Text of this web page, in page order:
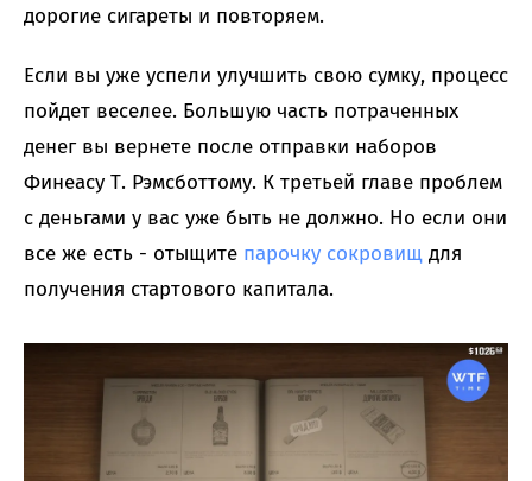
дорогие сигареты и повторяем.
Если вы уже успели улучшить свою сумку, процесс
пойдет веселее. Большую часть потраченных
денег вы вернете после отправки наборов
Финеасу Т. Рэмсботтому. К третьей главе проблем
с деньгами у вас уже быть не должно. Но если они
все же есть - отыщите парочку сокровищ для
получения стартового капитала.